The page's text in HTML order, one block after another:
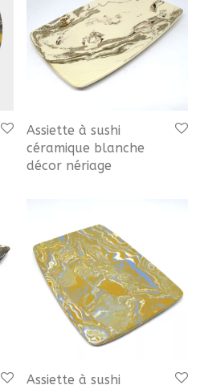
Assiette à sushi
céramique blanche
décor nériage
Assiette à sushi